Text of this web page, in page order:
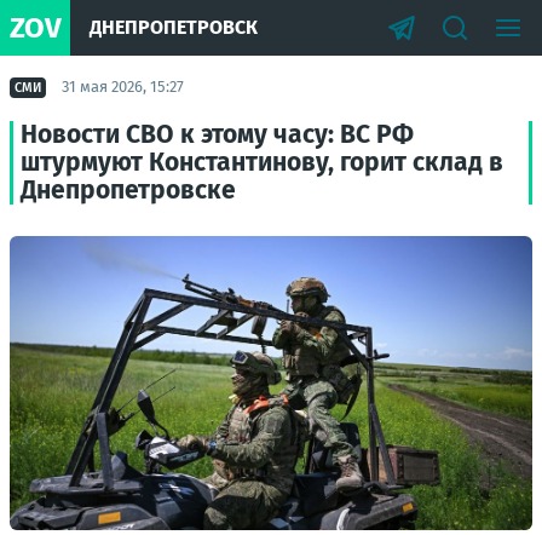
ZOV ДНЕПРОПЕТРОВСК
СМИ 31 мая 2026, 15:27
Новости СВО к этому часу: ВС РФ
штурмуют Константинову, горит склад в
Днепропетровске